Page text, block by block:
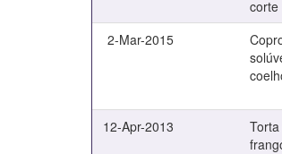
corte
2-Mar-2015
12-Apr-2013